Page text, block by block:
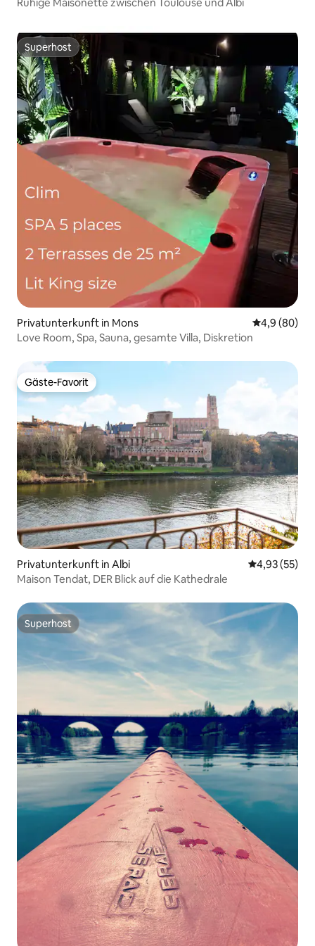
Superhost
Superhost
Privatunterkunft in Mons
4,9 (80)
Love Room, Spa, Sauna, gesamte Villa, Diskretion
Gäste-Favorit
Gäste-Favorit
Privatunterkunft in Albi
4,93 (55)
Maison Tendat, DER Blick auf die Kathedrale
Superhost
Superhost